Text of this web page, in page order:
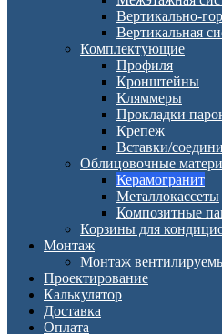
Вертикально-
Вертикальная
Комплектующие
Профиля
Кронштейны
Кляммеры
Прокладки
Крепеж
Вставки/
Облицовочные
Керамогранит
Металлокассеты
Композитные
Корзины для
Монтаж
Монтаж
Проектирование
Калькулятор
Доставка
Оплата